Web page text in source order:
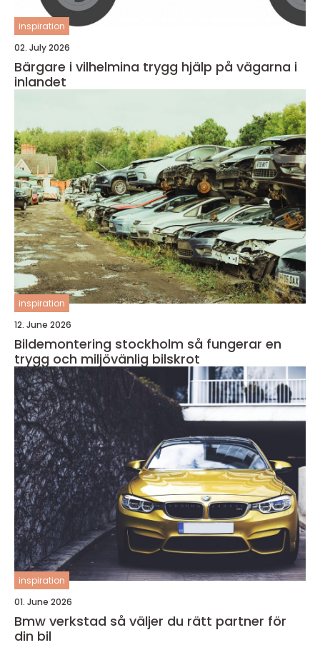
inspiration
02. July 2026
Bärgare i vilhelmina trygg hjälp på vägarna i
inlandet
inspiration
12. June 2026
Bildemontering stockholm så fungerar en
trygg och miljövänlig bilskrot
inspiration
01. June 2026
Bmw verkstad så väljer du rätt partner för
din bil